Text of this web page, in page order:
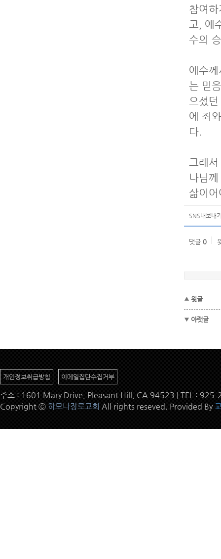
참여
고, 예
수의
예수
는 믿
으셨
에 죄
다.
그래
나님
삶이
SNS내보내
댓글 0
윗글
아랫글
개인정보취급방침 이메일집단수집거부
주소 : 1601 Mary Drive, Pleasant Hill, CA 94523 | TEL :
Copyright ⓒ 하모나장로교회 All rights reseved. Provided By